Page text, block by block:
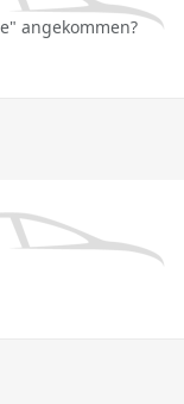
angekommen?